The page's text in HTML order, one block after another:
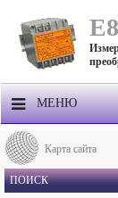
МЕНЮ
О компании
Продукция
Карта сайта
ПОИСК